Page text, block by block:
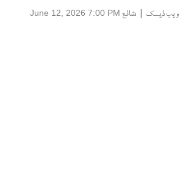
ویب ڈیسک | شائع June 12, 2026 7:00 PM